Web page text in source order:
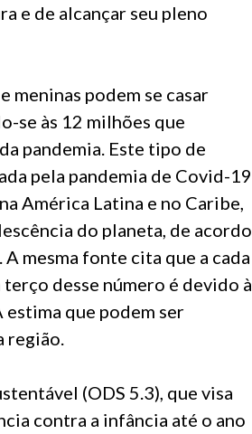
e de alcançar seu pleno
meninas podem se casar
se às 12 milhões que
pandemia. Este tipo de
pela pandemia de Covid-19
América Latina e no Caribe,
do planeta, de acordo
mesma fonte cita que a cada
desse número é devido à
que podem ser
região.
(ODS 5.3), que visa
contra a infância até o ano